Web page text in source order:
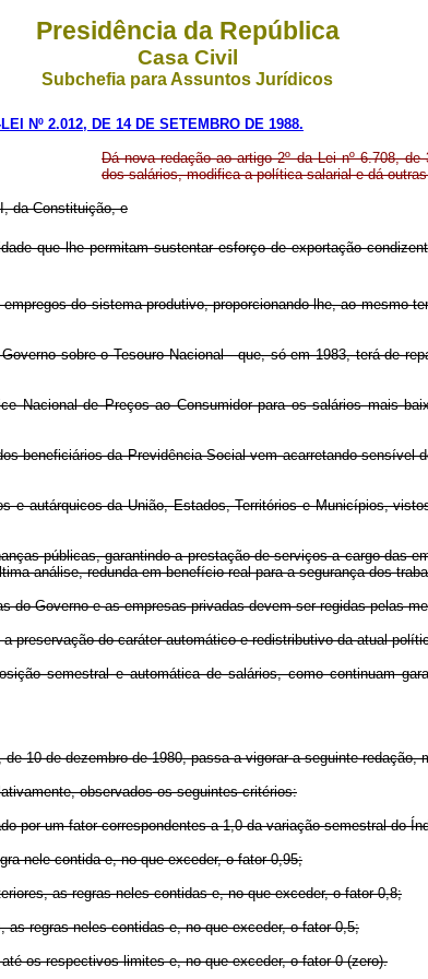
Presidência da República
Casa Civil
Subchefia para Assuntos Jurídicos
Nº 2.012, DE 14 DE SETEMBRO DE 1988.
Dá nova redação ao artigo 2º da Lei nº 6.708,
dos salários, modifica a política salarial e dá
da Constituição, e
que lhe permitam sustentar esforço de exportação
do sistema produtivo, proporcionando-lhe, ao mesmo
sobre o Tesouro Nacional - que, só em 1983, terá de
Nacional de Preços ao Consumidor para os salários mais
beneficiários da Previdência Social vem acarretando
e autárquicos da União, Estados, Territórios e Municípios,
públicas, garantindo a prestação de serviços a cargo das
análise, redunda em benefício real para a segurança dos
do Governo e as empresas privadas devem ser regidas pelas
preservação do caráter automático e redistributivo da atual
semestral e automática de salários, como continuam
10 de dezembro de 1980, passa a vigorar a seguinte redação,
observados os seguintes critérios:
por um fator correspondentes a 1,0 da variação semestral do
nele contida e, no que exceder, o fator 0,95;
as regras neles contidas e, no que exceder, o fator 0,8;
regras neles contidas e, no que exceder, o fator 0,5;
os respectivos limites e, no que exceder, o fator 0 (zero).